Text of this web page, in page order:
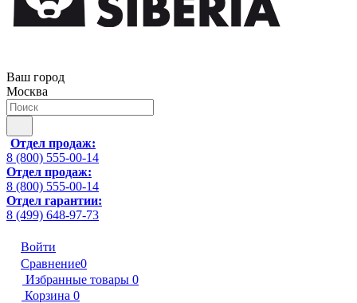
Ваш город
Москва
Отдел продаж:
8 (800) 555-00-14
Отдел продаж:
8 (800) 555-00-14
Отдел гарантии:
8 (499) 648-97-73
Войти
Сравнение0
Избранные товары 0
Корзина 0